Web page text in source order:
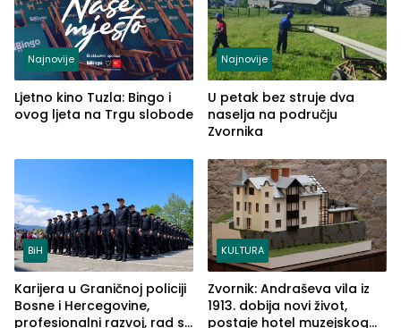
Najnovije
Ljetno kino Tuzla: Bingo i
ovog ljeta na Trgu slobode
Najnovije
U petak bez struje dva
naselja na području
Zvornika
BiH
Karijera u Graničnoj policiji
Bosne i Hercegovine,
profesionalni razvoj, rad sa
KULTURA
Zvornik: Andraševa vila iz
1913. dobija novi život,
postaje hotel muzejskog